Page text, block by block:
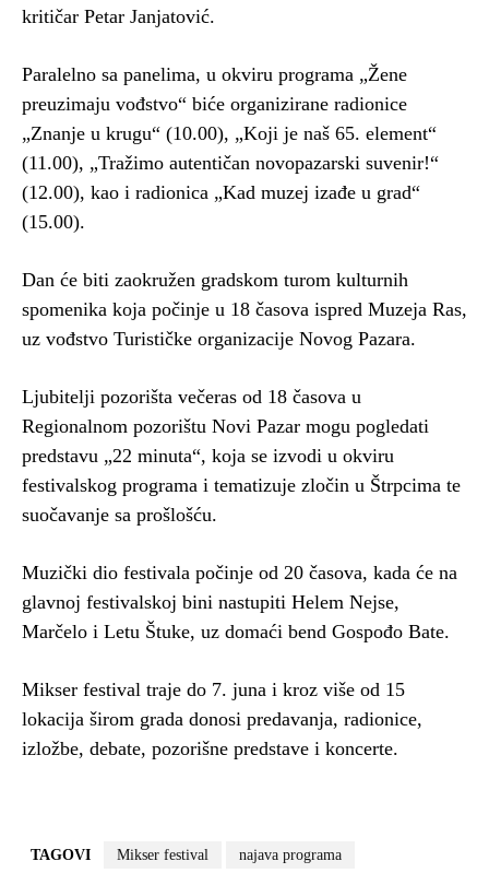
kritičar Petar Janjatović.
Paralelno sa panelima, u okviru programa „Žene
preuzimaju vođstvo“ biće organizirane radionice
„Znanje u krugu“ (10.00), „Koji je naš 65. element“
(11.00), „Tražimo autentičan novopazarski suvenir!“
(12.00), kao i radionica „Kad muzej izađe u grad“
(15.00).
Dan će biti zaokružen gradskom turom kulturnih
spomenika koja počinje u 18 časova ispred Muzeja Ras,
uz vođstvo Turističke organizacije Novog Pazara.
Ljubitelji pozorišta večeras od 18 časova u
Regionalnom pozorištu Novi Pazar mogu pogledati
predstavu „22 minuta“, koja se izvodi u okviru
festivalskog programa i tematizuje zločin u Štrpcima te
suočavanje sa prošlošću.
Muzički dio festivala počinje od 20 časova, kada će na
glavnoj festivalskoj bini nastupiti Helem Nejse,
Marčelo i Letu Štuke, uz domaći bend Gospođo Bate.
Mikser festival traje do 7. juna i kroz više od 15
lokacija širom grada donosi predavanja, radionice,
izložbe, debate, pozorišne predstave i koncerte.
TAGOVI Mikser festival najava programa